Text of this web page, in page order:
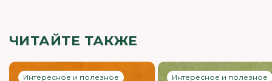
ЧИТАЙТЕ ТАКЖЕ
Интересное и полезное Интересное и полезное